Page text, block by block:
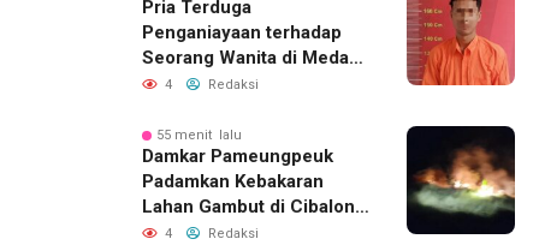
Pria Terduga
Penganiayaan terhadap
Seorang Wanita di Medan
Ditangkap Polisi
4 Redaksi
55 menit lalu
Damkar Pameungpeuk
Padamkan Kebakaran
Lahan Gambut di Cibalong,
Permukiman Warga
4 Redaksi